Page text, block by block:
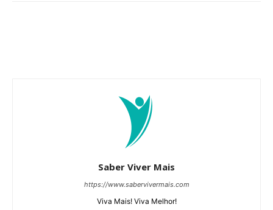
Saber Viver Mais
https://www.sabervivermais.com
Viva Mais! Viva Melhor!